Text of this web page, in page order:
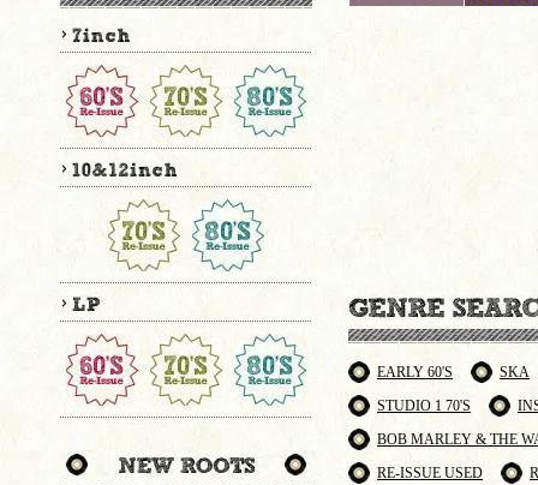
EARLY 60'S
SKA
STUDIO 1 70'S
BOB MARLEY & THE
RE-ISSUE USED